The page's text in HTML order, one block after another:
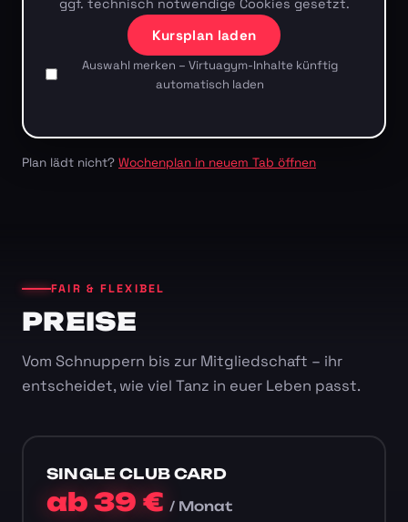
ggf. technisch notwendige Cookies gesetzt.
Kursplan laden
Auswahl merken – Virtuagym-Inhalte künftig
automatisch laden
Plan lädt nicht? Wochenplan in neuem Tab öffnen
FAIR & FLEXIBEL
PREISE
Vom Schnuppern bis zur Mitgliedschaft – ihr
entscheidet, wie viel Tanz in euer Leben passt.
SINGLE CLUB CARD
ab 39 €/ Monat